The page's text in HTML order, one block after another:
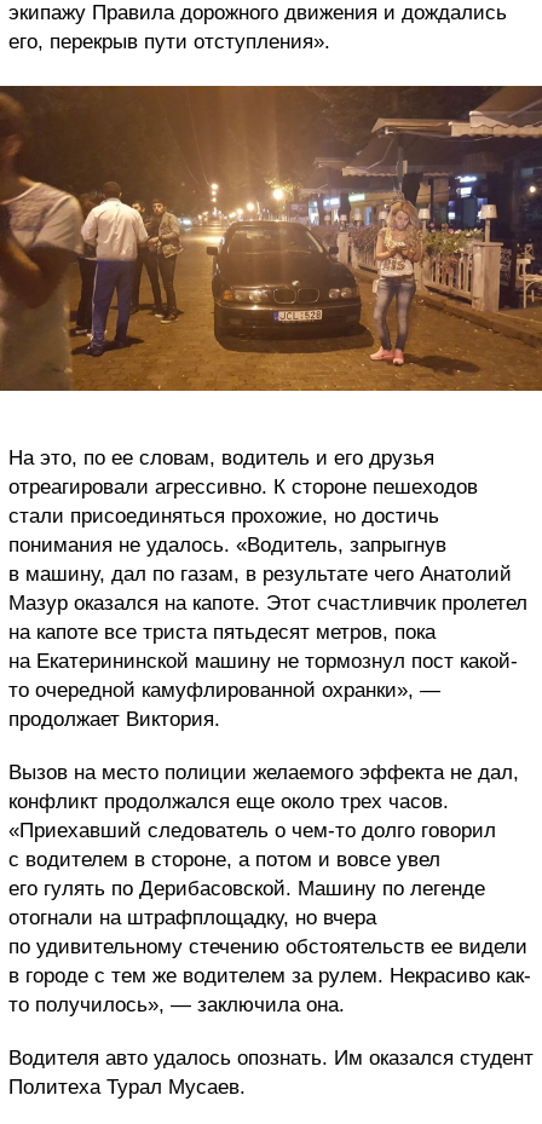
экипажу Правила дорожного движения и дождались
его, перекрыв пути отступления».
На это, по ее словам, водитель и его друзья
отреагировали агрессивно. К стороне пешеходов
стали присоединяться прохожие, но достичь
понимания не удалось. «Водитель, запрыгнув
в машину, дал по газам, в результате чего Анатолий
Мазур оказался на капоте. Этот счастливчик пролетел
на капоте все триста пятьдесят метров, пока
на Екатерининской машину не тормознул пост какой-
то очередной камуфлированной охранки», —
продолжает Виктория.
Вызов на место полиции желаемого эффекта не дал,
конфликт продолжался еще около трех часов.
«Приехавший следователь о чем-то долго говорил
с водителем в стороне, а потом и вовсе увел
его гулять по Дерибасовской. Машину по легенде
отогнали на штрафплощадку, но вчера
по удивительному стечению обстоятельств ее видели
в городе с тем же водителем за рулем. Некрасиво как-
то получилось», — заключила она.
Водителя авто удалось опознать. Им оказался студент
Политеха Турал Мусаев.